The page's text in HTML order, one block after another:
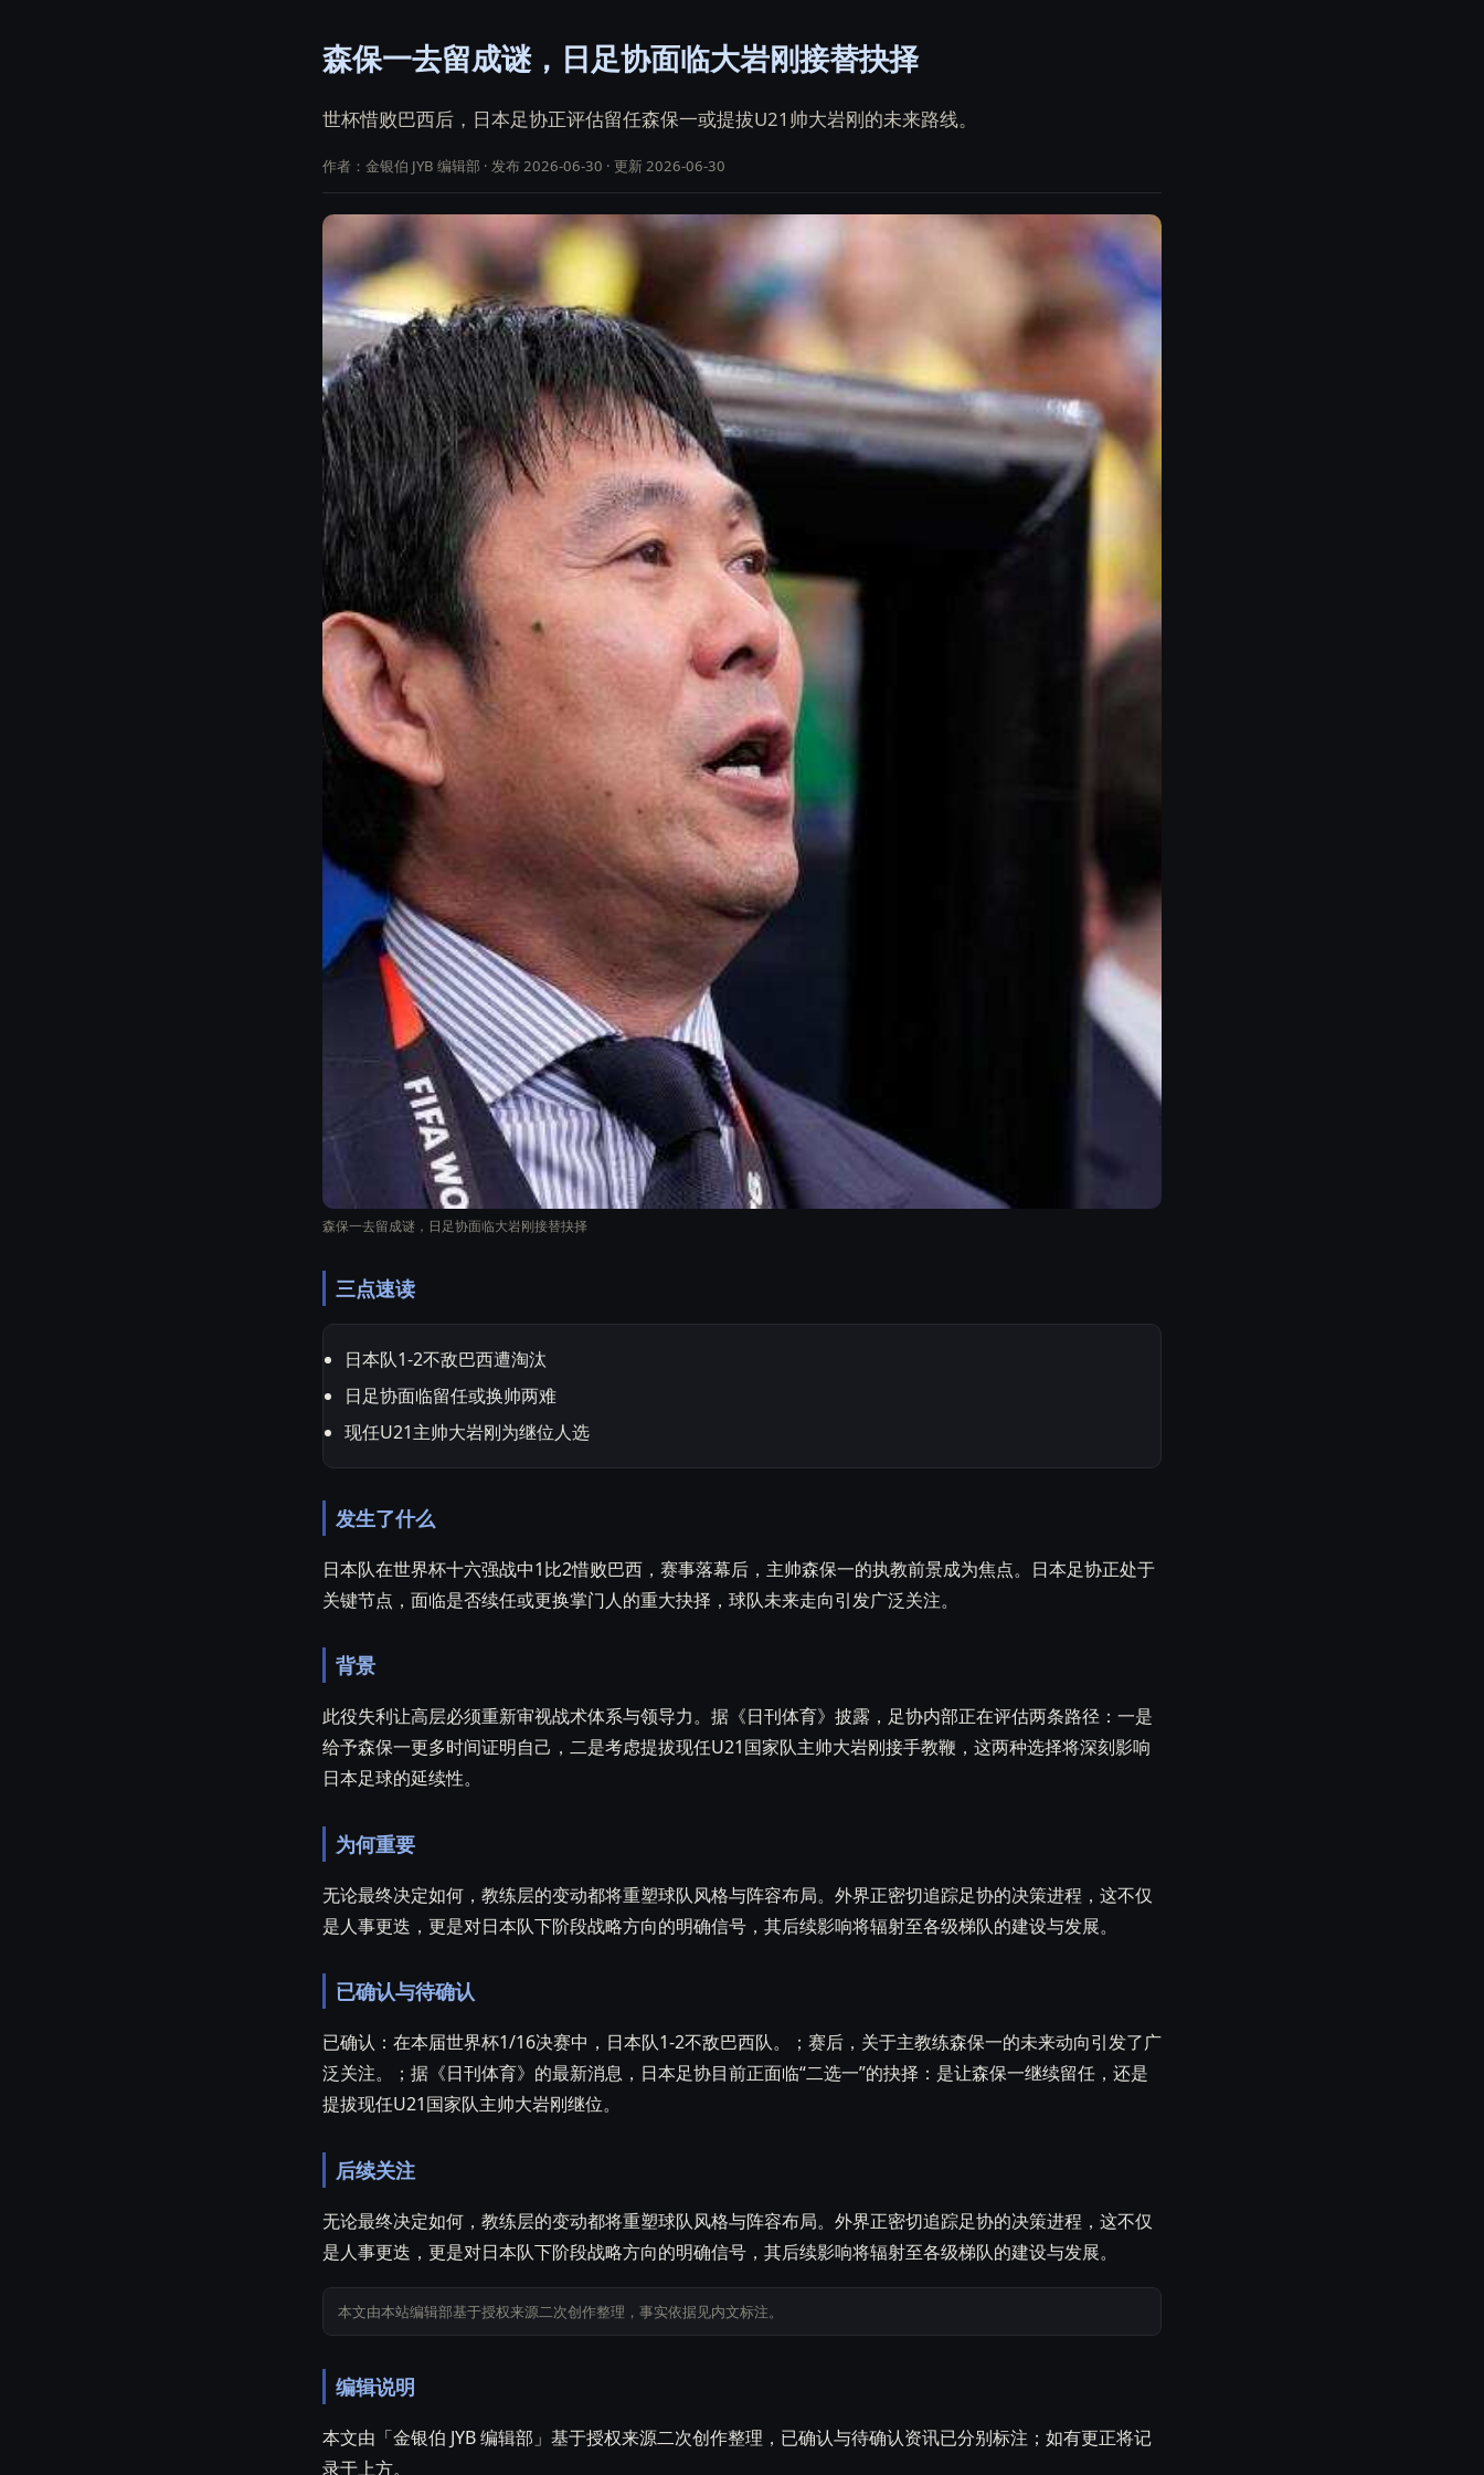
森保一去留成谜，日足协面临大岩刚接替抉择
世杯惜败巴西后，日本足协正评估留任森保一或提拔U21帅大岩刚的未来路线。
作者：金银伯 JYB 编辑部 · 发布 2026-06-30 · 更新 2026-06-30
森保一去留成谜，日足协面临大岩刚接替抉择
三点速读
日本队1-2不敌巴西遭淘汰
日足协面临留任或换帅两难
现任U21主帅大岩刚为继位人选
发生了什么
日本队在世界杯十六强战中1比2惜败巴西，赛事落幕后，主帅森保一的执教前景成为焦点。日本足协正处于
关键节点，面临是否续任或更换掌门人的重大抉择，球队未来走向引发广泛关注。
背景
此役失利让高层必须重新审视战术体系与领导力。据《日刊体育》披露，足协内部正在评估两条路径：一是
给予森保一更多时间证明自己，二是考虑提拔现任U21国家队主帅大岩刚接手教鞭，这两种选择将深刻影响
日本足球的延续性。
为何重要
无论最终决定如何，教练层的变动都将重塑球队风格与阵容布局。外界正密切追踪足协的决策进程，这不仅
是人事更迭，更是对日本队下阶段战略方向的明确信号，其后续影响将辐射至各级梯队的建设与发展。
已确认与待确认
已确认：在本届世界杯1/16决赛中，日本队1-2不敌巴西队。；赛后，关于主教练森保一的未来动向引发了广
泛关注。；据《日刊体育》的最新消息，日本足协目前正面临“二选一”的抉择：是让森保一继续留任，还是
提拔现任U21国家队主帅大岩刚继位。
后续关注
无论最终决定如何，教练层的变动都将重塑球队风格与阵容布局。外界正密切追踪足协的决策进程，这不仅
是人事更迭，更是对日本队下阶段战略方向的明确信号，其后续影响将辐射至各级梯队的建设与发展。
本文由本站编辑部基于授权来源二次创作整理，事实依据见内文标注。
编辑说明
本文由「金银伯 JYB 编辑部」基于授权来源二次创作整理，已确认与待确认资讯已分别标注；如有更正将记
录于上方。